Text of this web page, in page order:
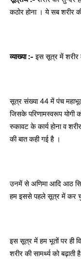
कठोर होना । ये सब शरीर
व्याख्या :-इस सूत्र में शरीर
सूत्र संख्या 44 में पंच
जिसके परिणामस्वरूप योगी
रुकावट के कार्य होना व
की बात कही गई है ।
उनमें से अणिमा आदि आठ
हम इससे पहले सूत्र में कर
इस सूत्र में हम भूतों पर ही
शरीर की सामर्थ्य को